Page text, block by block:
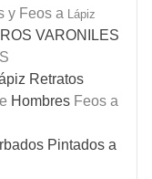
y Feos a Lápiz
VARONILES
Retratos
Hombres Feos a
Pintados a